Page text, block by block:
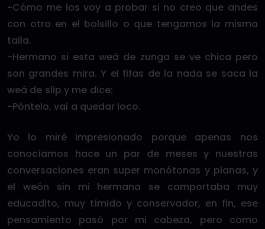
-Cómo me los voy a probar si no creo que andes
con otro en el bolsillo o que tengamos la misma
talla.
-Hermano si esta weá de zunga se ve chica pero
son grandes mira. Y el fifas de la nada se saca la
weá de slip y me dice:
-Póntelo, vai a quedar loco.
Yo lo miré impresionado porque apenas nos
conocíamos hace un par de meses y nuestras
conversaciones eran super monótonas y planas, y
el weón sin mi hermana se comportaba muy
educadito, muy tímido y conservador, en fin, ese
pensamiento pasó por mi cabeza, pero como